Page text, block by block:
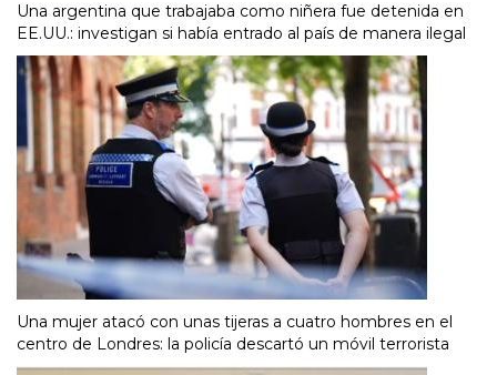
Una argentina que trabajaba como niñera fue detenida en
EE.UU.: investigan si había entrado al país de manera ilegal
Una mujer atacó con unas tijeras a cuatro hombres en el
centro de Londres: la policía descartó un móvil terrorista